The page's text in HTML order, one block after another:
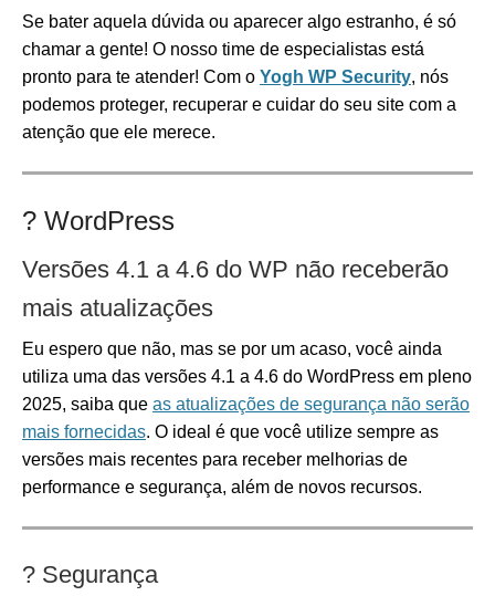
Se bater aquela dúvida ou aparecer algo estranho, é só
chamar a gente! O nosso time de especialistas está
pronto para te atender! Com o Yogh WP Security, nós
podemos proteger, recuperar e cuidar do seu site com a
atenção que ele merece.
?️ WordPress
Versões 4.1 a 4.6 do WP não receberão
mais atualizações
Eu espero que não, mas se por um acaso, você ainda
utiliza uma das versões 4.1 a 4.6 do WordPress em pleno
2025, saiba que as atualizações de segurança não serão
mais fornecidas. O ideal é que você utilize sempre as
versões mais recentes para receber melhorias de
performance e segurança, além de novos recursos.
? Segurança